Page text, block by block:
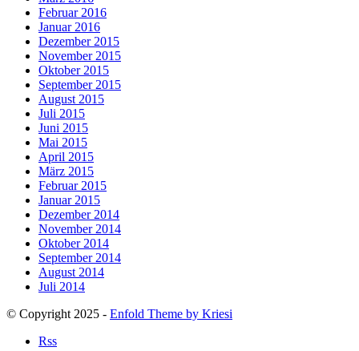
Februar 2016
Januar 2016
Dezember 2015
November 2015
Oktober 2015
September 2015
August 2015
Juli 2015
Juni 2015
Mai 2015
April 2015
März 2015
Februar 2015
Januar 2015
Dezember 2014
November 2014
Oktober 2014
September 2014
August 2014
Juli 2014
© Copyright 2025 - Enfold Theme by Kriesi
Rss